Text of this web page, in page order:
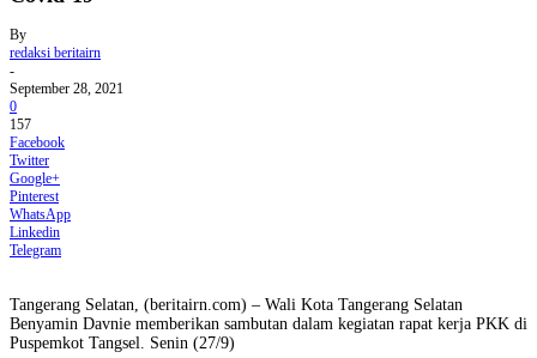
By
redaksi beritairn
-
September 28, 2021
0
157
Facebook
Twitter
Google+
Pinterest
WhatsApp
Linkedin
Telegram
Tangerang Selatan, (beritairn.com) – Wali Kota Tangerang Selatan
Benyamin Davnie memberikan sambutan dalam kegiatan rapat kerja PKK di
Puspemkot Tangsel. Senin (27/9)